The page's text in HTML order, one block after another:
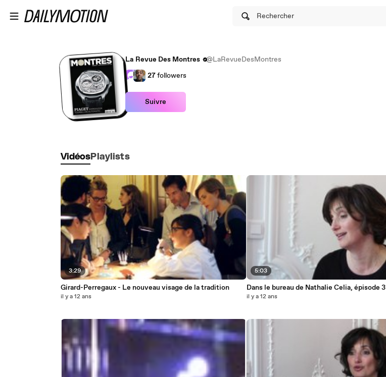
Rechercher
La Revue Des Montres
@LaRevueDesMontres
27followers
Suivre
Vidéos Playlists
3:29
Girard-Perregaux - Le nouveau visage de la tradition
il y a 12 ans
5:03
Dans le bureau de Nathalie Celia, épisode 3
il y a 12 ans